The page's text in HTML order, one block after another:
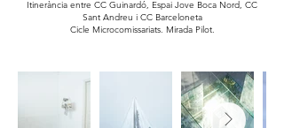
Itinerància entre CC Guinardó, Espai Jove Boca Nord, CC
Sant Andreu i CC Barceloneta
Cicle Microcomissariats. Mirada Pilot.